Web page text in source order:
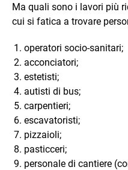
Ma quali sono i lavori più
cui si fatica a trovare
operatori socio-sanitari;
acconciatori;
estetisti;
autisti di bus;
carpentieri;
escavatoristi;
pizzaioli;
pasticceri;
personale di cantiere